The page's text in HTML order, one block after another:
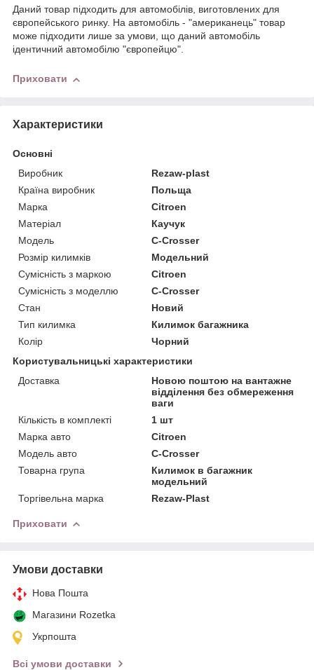
Даний товар підходить для автомобілів, виготовлених для
європейського ринку. На автомобіль - "американець" товар
може підходити лише за умови, що даний автомобіль
ідентичний автомобілю "європейцю".
Приховати
Характеристики
Основні
Виробник
Rezaw-plast
Країна виробник
Польща
Марка
Citroen
Матеріал
Каучук
Модель
C-Crosser
Розмір килимків
Модельний
Сумісність з маркою
Citroen
Сумісність з моделлю
C-Crosser
Стан
Новий
Тип килимка
Килимок багажника
Колір
Чорний
Користувальницькі характеристики
Доставка
Новою поштою на вантажне
відділення без обмереження
ваги
Кількість в комплекті
1 шт
Марка авто
Citroen
Модель авто
C-Crosser
Товарна група
Килимок в багажник
модельний
Торгівельна марка
Rezaw-Plast
Приховати
Умови доставки
Нова Пошта
Магазини Rozetka
Укрпошта
Всі умови доставки